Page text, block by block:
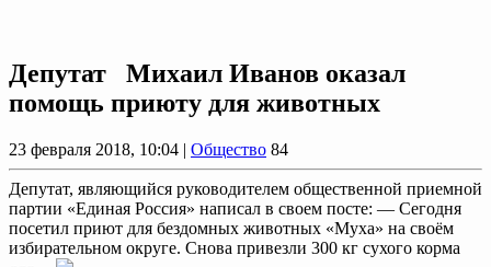
Депутат Михаил Иванов оказал
помощь приюту для животных
23 февраля 2018, 10:04 | Общество 84
Депутат, являющийся руководителем общественной приемной
партии «Единая Россия» написал в своем посте: — Сегодня
посетил приют для бездомных животных «Муха» на своём
избирательном округе. Снова привезли 300 кг сухого корма